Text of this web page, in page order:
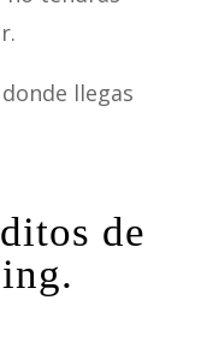
llegas
de